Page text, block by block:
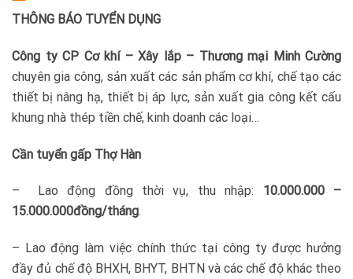
THÔNG BÁO TUYỂN DỤNG
Công ty CP Cơ khí – Xây lắp – Thương mại Minh Cường
chuyên gia công, sản xuất các sản phẩm cơ khí, chế tạo các
thiết bị nâng hạ, thiết bị áp lực, sản xuất gia công kết cấu
khung nhà thép tiền chế, kinh doanh các loại…
Cần tuyển gấp Thợ Hàn
– Lao động đồng thời vụ, thu nhập: 10.000.000 –
15.000.000đồng/tháng.
– Lao động làm việc chính thức tại công ty được hưởng
đầy đủ chế độ BHXH, BHYT, BHTN và các chế độ khác theo